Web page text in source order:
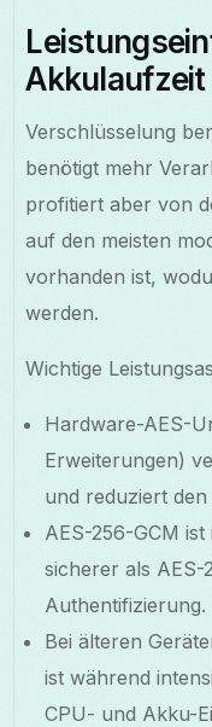
Verschlüsselung
benötigt mehr
profitiert aber von
auf den meisten
vorhanden ist,
werden.
Wichtige
Hardware-AES-
Erweiterungen)
und reduziert
AES-256-GCM
sicherer als AES-
Authentifizierung.
Bei älteren
ist während
CPU- und Akku-